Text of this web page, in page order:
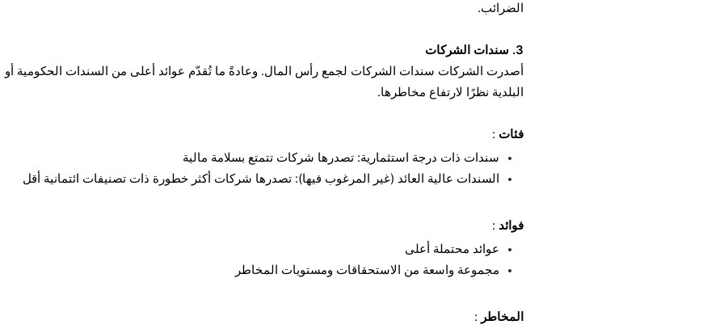
الضرائب.
3. سندات الشركات
أصدرت الشركات سندات الشركات لجمع رأس المال. وعادةً ما تُقدّم عوائد أعلى من السندات الحكومية أو
البلدية نظرًا لارتفاع مخاطرها.
فئات :
سندات ذات درجة استثمارية: تصدرها شركات تتمتع بسلامة مالية
السندات عالية العائد (غير المرغوب فيها): تصدرها شركات أكثر خطورة ذات تصنيفات ائتمانية أقل
فوائد :
عوائد محتملة أعلى
مجموعة واسعة من الاستحقاقات ومستويات المخاطر
المخاطر :